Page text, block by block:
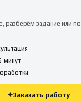
разберём задание или
минут
✦Заказать работу